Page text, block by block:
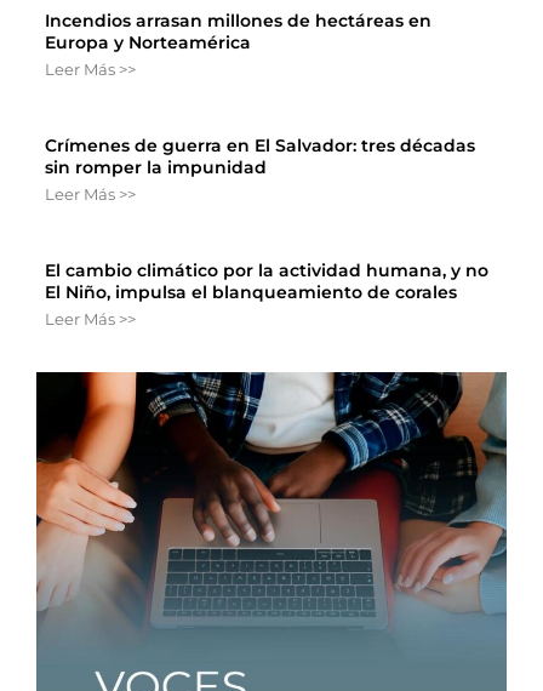
Incendios arrasan millones de hectáreas en
Europa y Norteamérica
Leer Más >>
Crímenes de guerra en El Salvador: tres décadas
sin romper la impunidad
Leer Más >>
El cambio climático por la actividad humana, y no
El Niño, impulsa el blanqueamiento de corales
Leer Más >>